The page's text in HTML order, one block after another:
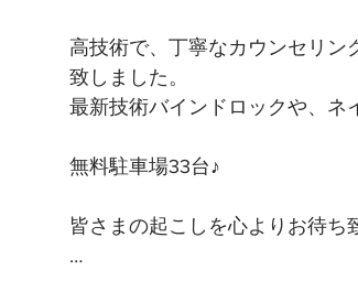
高技術で、丁寧なカウンセリン
致しました。
最新技術バインドロックや、
無料駐車場33台♪
皆さまの起こしを心よりお待ち
…